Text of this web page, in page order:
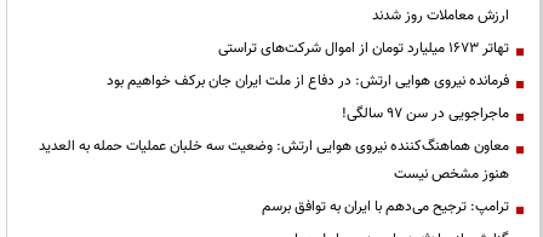
ارزش معاملات روز شدند
تهاتر ۱۶۷۳ میلیارد تومان از اموال شرکت‌های تراستی
فرمانده نیروی هوایی ارتش: در دفاع از ملت ایران جان برکف خواهیم بود
ماجراجویی در سن ۹۷ سالگی!
معاون هماهنگ‌کننده نیروی هوایی ارتش: وضعیت سه خلبان عملیات حمله به العدید
هنوز مشخص نیست
ترامپ: ترجیح می‌دهم با ایران به توافق برسم